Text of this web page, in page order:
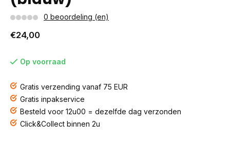
0 beoordeling (en)
€24,00
Op voorraad
Gratis verzending vanaf 75 EUR
Gratis inpakservice
Besteld voor 12u00 = dezelfde dag verzonden
Click&Collect binnen 2u